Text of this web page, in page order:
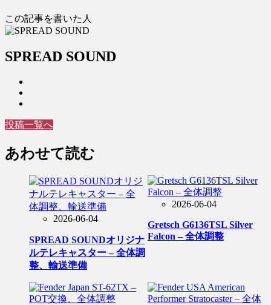
この記事を書いた人
SPREAD SOUND
投稿一覧へ
あわせて読む
2026-06-04
SPREAD SOUNDオリジナ
ルテレキャスター – 全体調
整、輸送準備
2026-06-04
Gretsch G6136TSL Silver
Falcon – 全体調整